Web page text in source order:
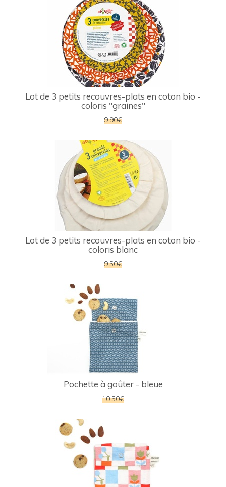
Lot de 3 petits recouvres-plats en coton bio -
coloris "graines"
9.90€
Lot de 3 petits recouvres-plats en coton bio -
coloris blanc
9.50€
Pochette à goûter - bleue
10.50€